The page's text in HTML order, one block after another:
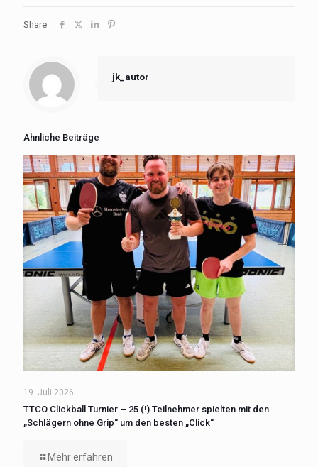
Share
jk_autor
Ähnliche Beiträge
19. Juli 2026
TTCO Clickball Turnier – 25 (!) Teilnehmer spielten mit den
„Schlägern ohne Grip“ um den besten „Click“
Mehr erfahren